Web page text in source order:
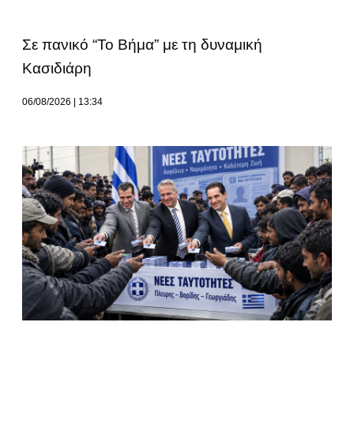
Σε πανικό “Το Βήμα” με τη δυναμική
Κασιδιάρη
06/08/2026 13:34